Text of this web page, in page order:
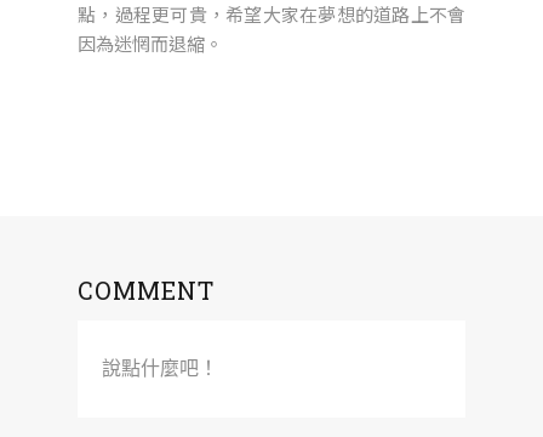
點，過程更可貴，希望大家在夢想的道路上不會
因為迷惘而退縮。
COMMENT
說點什麼吧！